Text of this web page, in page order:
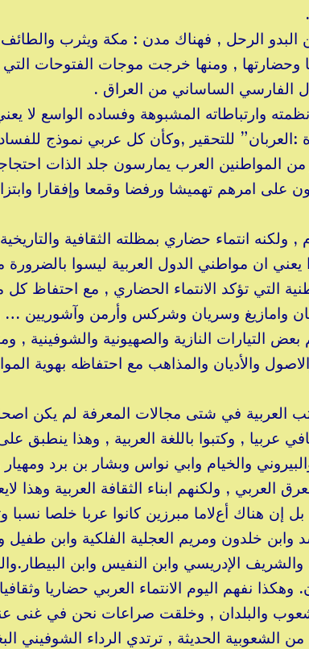
البدو الرحل , فهناك مدن : مكة ويثرب
وحضارتها , ومنها خرجت موجات الفتوحات
الفارسي الساساني من العراق .
وارتباطاته المشبوهة وفساده الواسع لا
للتحقير ,وكأن كل عربي نموذج
المواطنين العرب يمارسون جلد الذات
على امرهم تهميشا ورفضا وقمعا وإفقارا
ولكنه انتماء حضاري بمظلته الثقافية والتاريخية
ان مواطني الدول العربية ليسوا
التي تؤكد الانتماء الحضاري , مع احتفاظ كل
وامازيغ وسريان وشركس وأرمن وآشوريين
التيارات النازية والصهيونية والشوفينية ,
واﻷديان والمذاهب مع احتفاظه بهوية
العربية في شتى مجالات المعرفة لم يكن
عربيا , وكتبوا باللغة العربية , وهذا ينطبق
والخيام وابي نواس وبشار بن برد ومهيار
العربي , ولكنهم ابناء الثقافة العربية وهذا
إن هناك أعﻻما مبرزين كانوا عربا خلصا نسبا
خلدون ومريم العجلية الفلكية وابن طفيل
اﻹدريسي وابن النفيس وابن
نفهم اليوم الانتماء العربي حضاريا
والبلدان , وخلقت صراعات نحن في غنى
الشعوبية الحديثة , ترتدي الرداء الشوفيني